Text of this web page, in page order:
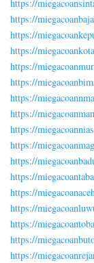
https://
https://
https://
https://
https://
https://
https://
https://
https://
https://
https://
https://
https://
https://
https://
https://
https://